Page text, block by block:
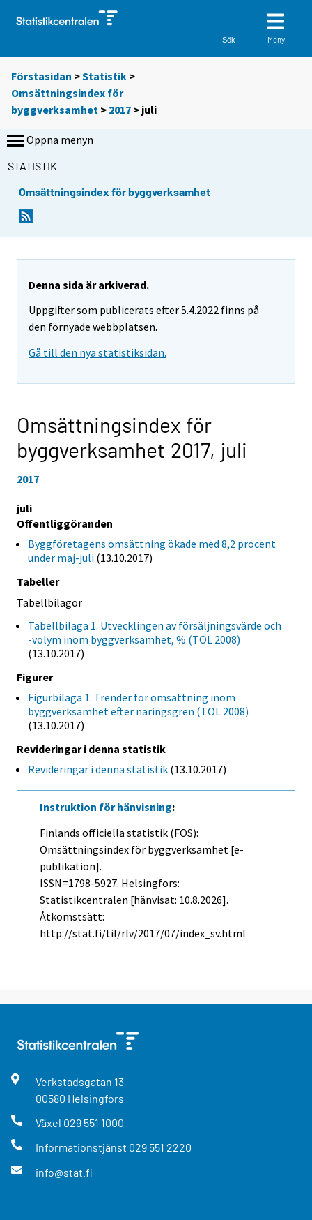
Sök Meny
Förstasidan >Statistik >
Omsättningsindex för
byggverksamhet > 2017 > juli
Öppna menyn
STATISTIK
Omsättningsindex för byggverksamhet
Denna sida är arkiverad.
Uppgifter som publicerats efter 5.4.2022 finns på
den förnyade webbplatsen.
Gå till den nya statistiksidan.
Omsättningsindex för
byggverksamhet 2017, juli
2017
juli
Offentliggöranden
Byggföretagens omsättning ökade med 8,2 procent
under maj-juli (13.10.2017)
Tabeller
Tabellbilagor
Tabellbilaga 1. Utvecklingen av försäljningsvärde och
-volym inom byggverksamhet, % (TOL 2008)
(13.10.2017)
Figurer
Figurbilaga 1. Trender för omsättning inom
byggverksamhet efter näringsgren (TOL 2008)
(13.10.2017)
Revideringar i denna statistik
Revideringar i denna statistik (13.10.2017)
Instruktion för hänvisning:
Finlands officiella statistik (FOS):
Omsättningsindex för byggverksamhet [e-
publikation].
ISSN=1798-5927. Helsingfors:
Statistikcentralen [hänvisat: 10.8.2026].
Åtkomstsätt:
http://stat.fi/til/rlv/2017/07/index_sv.html
Verkstadsgatan 13
00580 Helsingfors
Växel 029 551 1000
Informationstjänst 029 551 2220
info@stat.fi